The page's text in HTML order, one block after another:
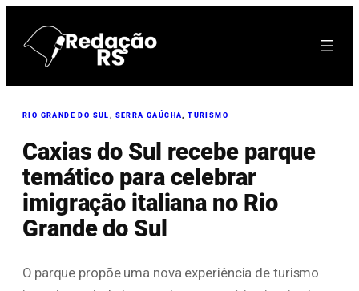
para
RIO GRANDE DO SUL , SERRA GAÚCHA, TURISMO
Caxias do Sul recebe parque
temático para celebrar
imigração italiana no Rio
Grande do Sul
O parque propõe uma nova experiência de turismo